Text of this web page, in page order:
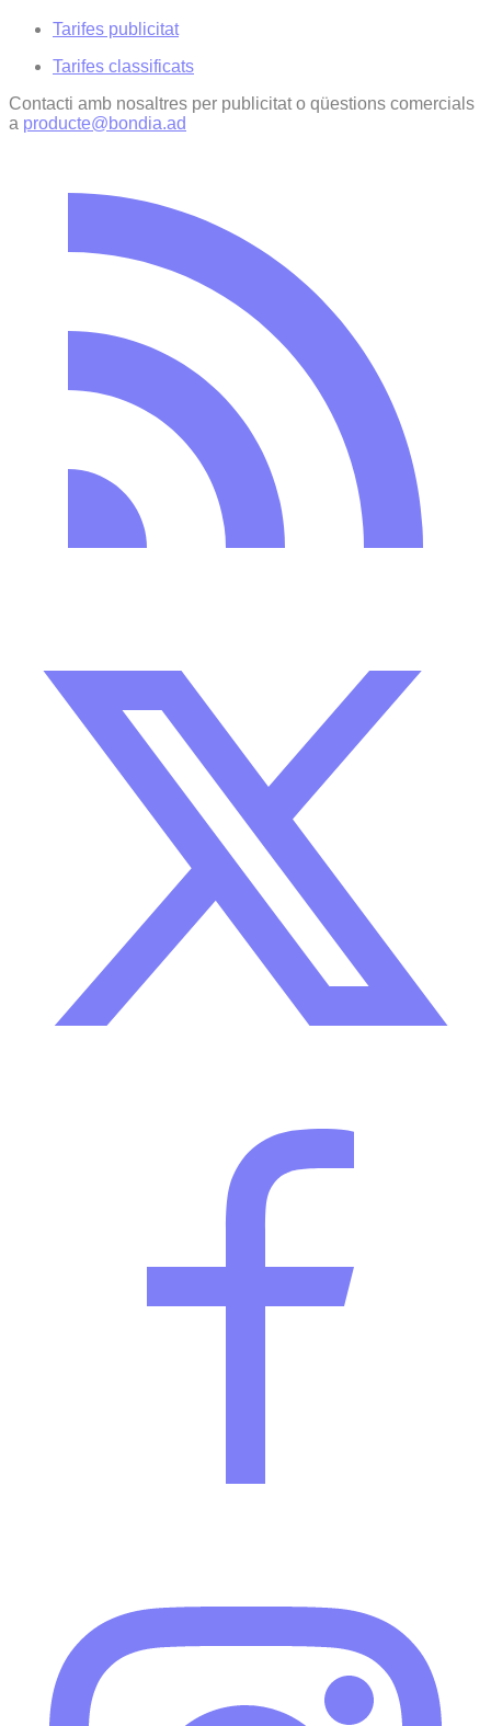
Tarifes publicitat
Tarifes classificats
Contacti amb nosaltres per publicitat o qüestions comercials
a producte@bondia.ad